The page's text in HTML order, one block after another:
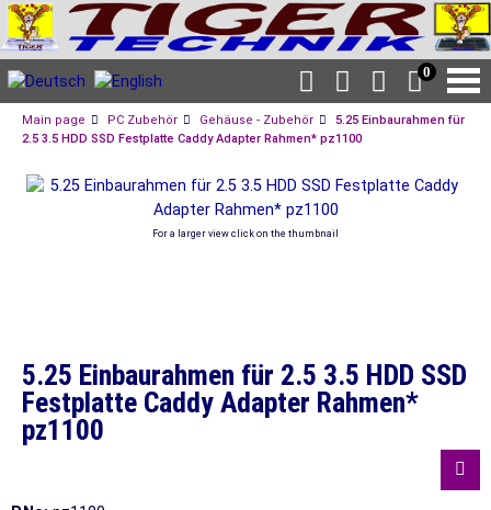
0
Main page PC Zubehör Gehäuse - Zubehör
5.25 Einbaurahmen für
2.5 3.5 HDD SSD Festplatte Caddy Adapter Rahmen* pz1100
For a larger view click on the thumbnail
5.25 Einbaurahmen für 2.5 3.5 HDD SSD
Festplatte Caddy Adapter Rahmen*
pz1100